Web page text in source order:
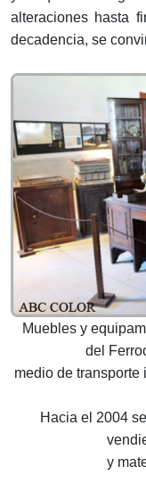
alteraciones hasta
decadencia, se
Muebles y
del
medio de
Hacia el 2004
y